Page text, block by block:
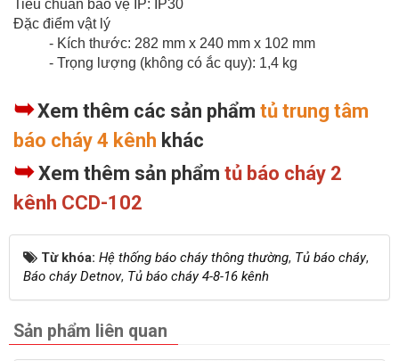
Tiêu chuẩn bảo vệ IP: IP30
Đặc điểm vật lý
- Kích thước: 282 mm x 240 mm x 102 mm
- Trọng lượng (không có ắc quy): 1,4 kg
➥Xem thêm các sản phẩm tủ trung tâm
báo cháy 4 kênh khác
➥Xem thêm sản phẩm tủ báo cháy 2
kênh CCD-102
Từ khóa: Hệ thống báo cháy thông thường, Tủ báo cháy,
Báo cháy Detnov, Tủ báo cháy 4-8-16 kênh
Sản phẩm liên quan